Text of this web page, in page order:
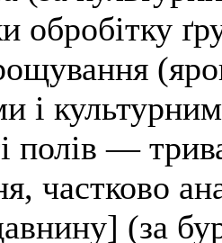
обробітку
і
полів —
частково
(за